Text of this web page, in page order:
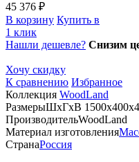
45 376 ₽
В корзину Купить в
1 клик
Нашли дешевле? Снизим
Хочу скидку
К сравнению Избранное
Коллекция WoodLand
РазмерыШхГхВ
ПроизводительWoodLand
Материал изготовления
СтранаРоссия